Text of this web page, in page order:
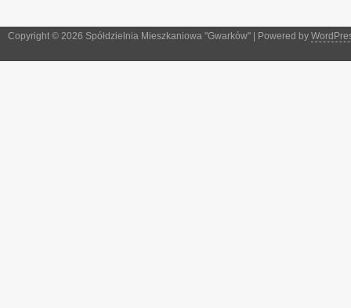
Copyright © 2026 Spółdzielnia Mieszkaniowa "Gwarków" | Powered by